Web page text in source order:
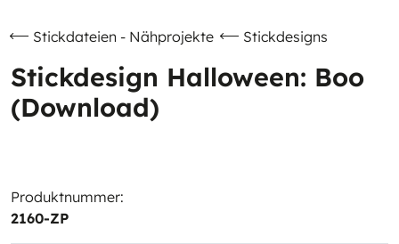
Stickdateien - Nähprojekte Stickdesigns
Stickdesign Halloween: Boo
(Download)
Produktnummer:
2160-ZP